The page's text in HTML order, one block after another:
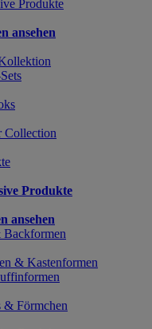
Produkte
ansehen
Collection
Produkte
ansehen
& Kastenformen
& Förmchen